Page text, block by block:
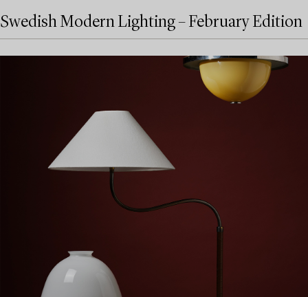
Swedish Modern Lighting – February Edition